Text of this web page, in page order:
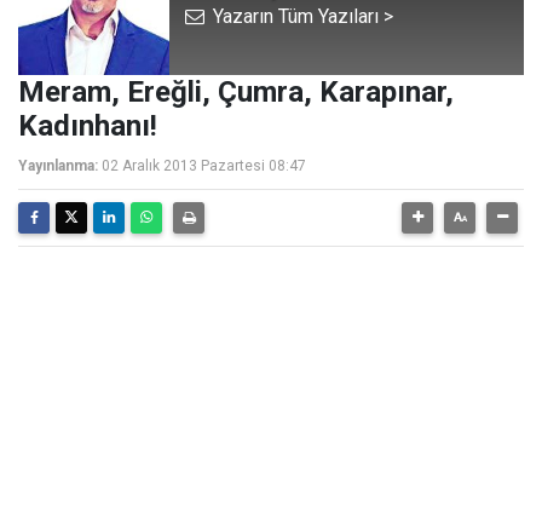
Yazarın Tüm Yazıları >
Meram, Ereğli, Çumra, Karapınar,
Kadınhanı!
Yayınlanma: 02 Aralık 2013 Pazartesi 08:47